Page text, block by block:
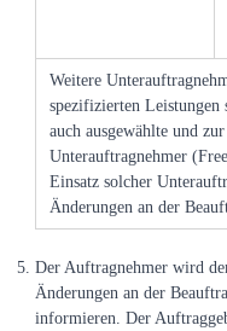
Weitere
spezifizierten
auch ausgewählte und
Unterauftragnehmer
Einsatz solcher
Änderungen an der
Der Auftragnehmer wird
Änderungen an der
informieren. Der